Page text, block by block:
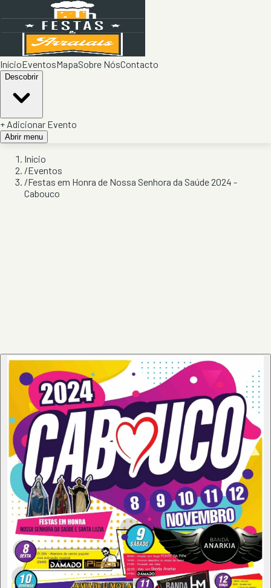
InícioEventosMapaSobre NósContacto
Descobrir
+ Adicionar Evento
Abrir menu
Início
/Eventos
/Festas em Honra de Nossa Senhora da Saúde 2024 -
Cabouco